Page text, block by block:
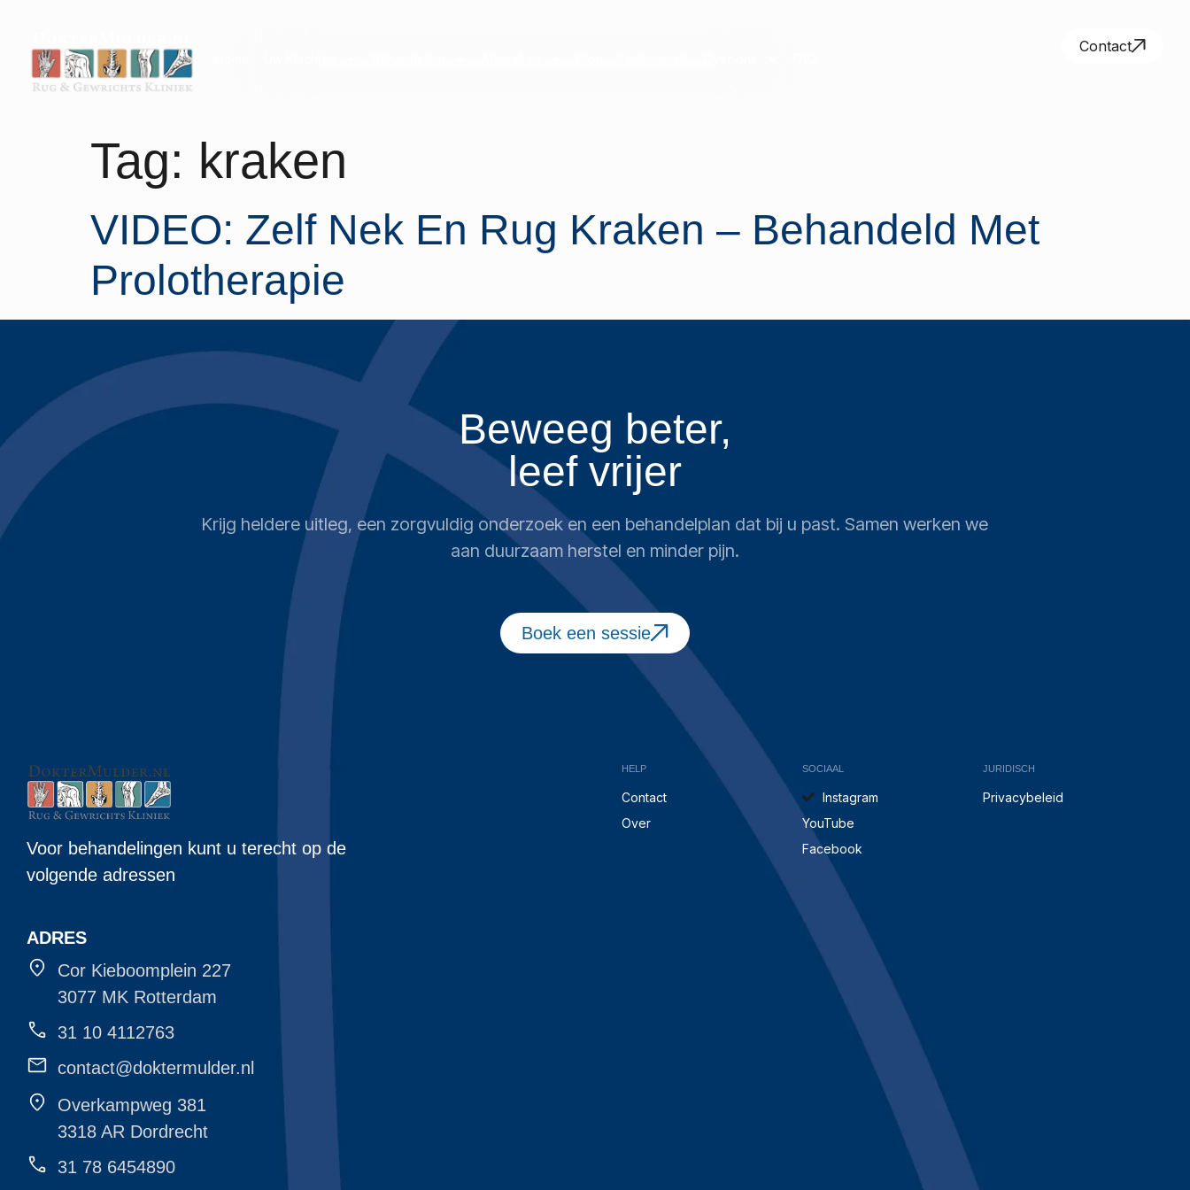
Contact
Tag: kraken
VIDEO: Zelf Nek En Rug Kraken – Behandeld Met
Prolotherapie
Beweeg beter,
leef vrijer
Krijg heldere uitleg, een zorgvuldig onderzoek en een behandelplan dat bij u past. Samen werken we
aan duurzaam herstel en minder pijn.
Boek een sessie
Voor behandelingen kunt u terecht op de
volgende adressen
ADRES
Cor Kieboomplein 227
3077 MK Rotterdam
31 10 4112763
contact@doktermulder.nl
Overkampweg 381
3318 AR Dordrecht
31 78 6454890
HELP
Contact
Over
SOCIAAL
Instagram
YouTube
Facebook
JURIDISCH
Privacybeleid